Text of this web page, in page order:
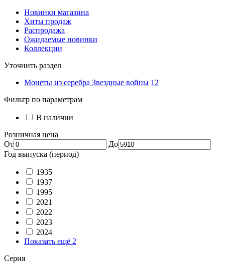
Новинки магазина
Хиты продаж
Распродажа
Ожидаемые новинки
Коллекции
Уточнить раздел
Монеты из серебра Звездные войны 12
Фильтр по параметрам
В наличии
Розничная цена
От
До
Год выпуска (период)
1935
1937
1995
2021
2022
2023
2024
Показать ещё 2
Серия